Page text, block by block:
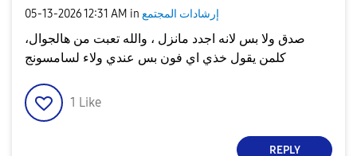
‎05-13-202612:31 AM in إرشادات المجتمع
صدق ولا بس لانه اجدد مانزل ، والله تعبت من هالجوال،
كلمن يقول خذي اي فون بس عندي ولاء لسامسونج
1 Like
REPLY